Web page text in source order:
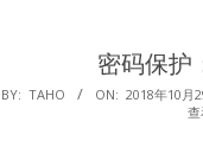
密码保护
BY: TAHO ON: 2018年10月
查